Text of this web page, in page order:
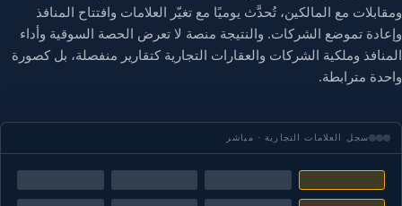
ومقابلات مع المالكين، تُحدَّث يوميًا مع تغيّر العلامات وافتتاح المنافذ
وإعادة تموضع الشركات. والنتيجة منصة لا تعرض الحصة السوقية وأداء
المنافذ وملكية الشركات والعقارات التجارية كتقارير منفصلة، بل كصورة
واحدة مترابطة.
سجل العلامات التجارية · مباشر